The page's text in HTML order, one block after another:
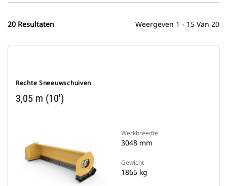
20 Resultaten Weergeven 1 - 15 Van 20
Rechte Sneeuwschuiven
3,05 m (10')
Werkbreedte
3048 mm
Gewicht
1865 kg